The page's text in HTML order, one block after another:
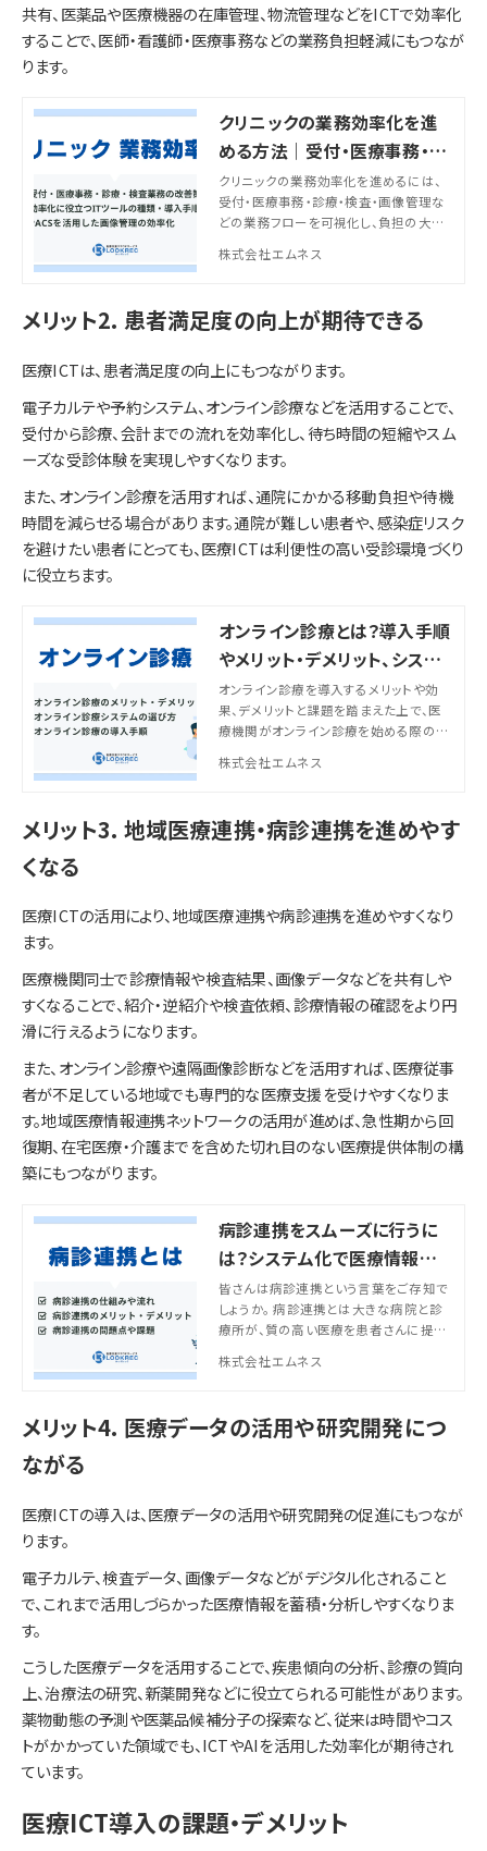
共有、医薬品や医療機器の在庫管理、物流管理などをICTで効率化
することで、医師・看護師・医療事務などの業務負担軽減にもつなが
ります。
クリニックの業務効率化を進
める方法｜受付・医療事務・診
療・画像管理の改善策を解説
クリニックの業務効率化を進めるには、
受付・医療事務・診療・検査・画像管理な
どの業務フローを可視化し、負担の大き
です。本記事では、業務効率化が求められ
株式会社エムネス
メリット2. 患者満足度の向上が期待できる
医療ICTは、患者満足度の向上にもつながります。
電子カルテや予約システム、オンライン診療などを活用することで、
受付から診療、会計までの流れを効率化し、待ち時間の短縮やスム
ーズな受診体験を実現しやすくなります。
また、オンライン診療を活用すれば、通院にかかる移動負担や待機
時間を減らせる場合があります。通院が難しい患者や、感染症リスク
を避けたい患者にとっても、医療ICTは利便性の高い受診環境づくり
に役立ちます。
オンライン診療とは？導入手順
やメリット・デメリット、システ
ムの選び方を医療機関向けに
解説
オンライン診療を導入するメリットや効
果、デメリットと課題を踏まえた上で、医
療機関がオンライン診療を始める際の導
解説。導入での失敗を避け、より効率的な
株式会社エムネス
メリット3. 地域医療連携・病診連携を進めやす
くなる
医療ICTの活用により、地域医療連携や病診連携を進めやすくなり
ます。
医療機関同士で診療情報や検査結果、画像データなどを共有しや
すくなることで、紹介・逆紹介や検査依頼、診療情報の確認をより円
滑に行えるようになります。
また、オンライン診療や遠隔画像診断などを活用すれば、医療従事
者が不足している地域でも専門的な医療支援を受けやすくなりま
す。地域医療情報連携ネットワークの活用が進めば、急性期から回
復期、在宅医療・介護までを含めた切れ目のない医療提供体制の構
築にもつながります。
病診連携をスムーズに行うに
は？システム化で医療情報の
共有をスムーズに
皆さんは病診連携という言葉をご存知で
しょうか。 病診連携とは大きな病院と診
療所が、質の高い医療を患者さんに提供
ます。医療がますます専門化する現代に
事では、病診連携とは何なのか、そのメリ
ムーズにする方法を知りたい方は是非お
株式会社エムネス
メリット4. 医療データの活用や研究開発につ
ながる
医療ICTの導入は、医療データの活用や研究開発の促進にもつなが
ります。
電子カルテ、検査データ、画像データなどがデジタル化されること
で、これまで活用しづらかった医療情報を蓄積・分析しやすくなりま
す。
こうした医療データを活用することで、疾患傾向の分析、診療の質向
上、治療法の研究、新薬開発などに役立てられる可能性があります。
薬物動態の予測や医薬品候補分子の探索など、従来は時間やコス
トがかかっていた領域でも、ICTやAIを活用した効率化が期待され
ています。
医療ICT導入の課題・デメリット